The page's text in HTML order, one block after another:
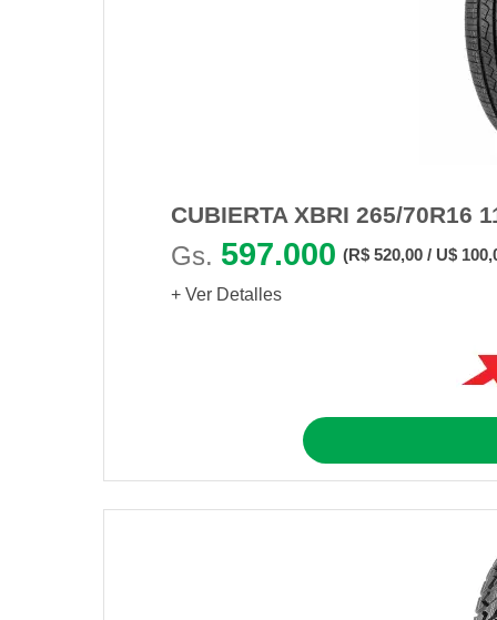
CUBIERTA XBRI 265/70R16
Gs. 597.000 (R$ 520,00 / U$
+ Ver Detalles